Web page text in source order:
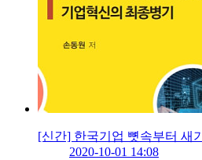
[신간] 한국기업 뼛속부터 새
2020-10-01 14:08